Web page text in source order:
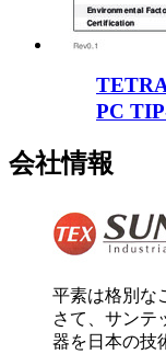
PC
会社情報
平素は格別な
さて、サンテ
器を日本の技